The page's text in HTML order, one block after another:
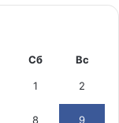
Сб Вс
1 2
8 9